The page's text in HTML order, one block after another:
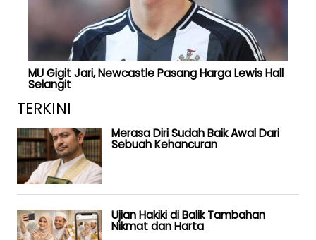
MU Gigit Jari, Newcastle Pasang Harga Lewis Hall
Selangit
TERKINI
Merasa Diri Sudah Baik Awal Dari
Sebuah Kehancuran
Ujian Hakiki di Balik Tambahan
Nikmat dan Harta